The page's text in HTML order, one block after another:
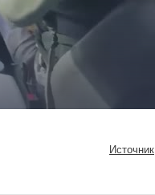
Источник